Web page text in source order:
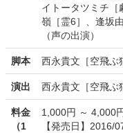
イトータツミチ［
嶺［霊6］、逢坂
（声の出演）
脚本 西永貴文［空飛ぶ
演出 西永貴文［空飛ぶ
料金
（1
1,000円 ～ 4,000
【発売日】2016/